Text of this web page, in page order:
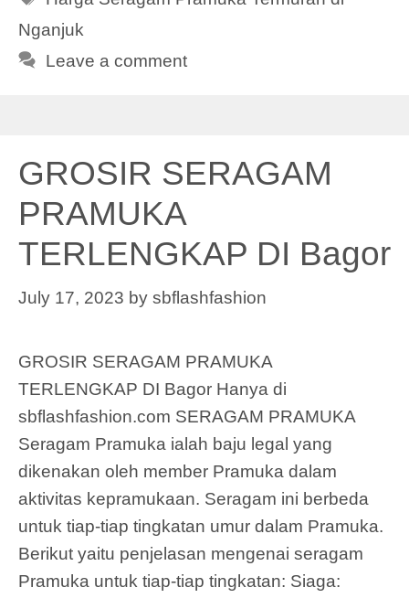
Nganjuk
Leave a comment
GROSIR SERAGAM
PRAMUKA
TERLENGKAP DI Bagor
July 17, 2023 by sbflashfashion
GROSIR SERAGAM PRAMUKA
TERLENGKAP DI Bagor Hanya di
sbflashfashion.com SERAGAM PRAMUKA
Seragam Pramuka ialah baju legal yang
dikenakan oleh member Pramuka dalam
aktivitas kepramukaan. Seragam ini berbeda
untuk tiap-tiap tingkatan umur dalam Pramuka.
Berikut yaitu penjelasan mengenai seragam
Pramuka untuk tiap-tiap tingkatan: Siaga: